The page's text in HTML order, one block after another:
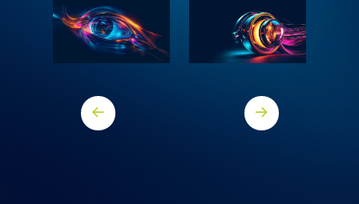
Vorheriger Core Nächster Core